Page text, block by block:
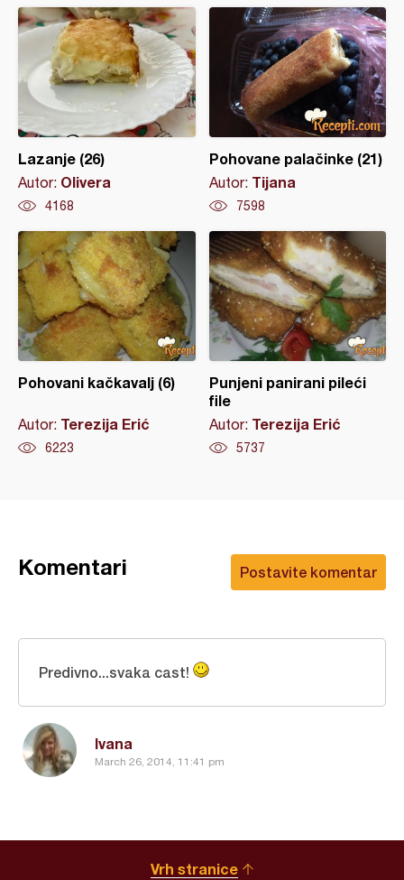
Lazanje (26)
Autor: Olivera
4168
Pohovane palačinke (21)
Autor: Tijana
7598
Pohovani kačkavalj (6)
Autor: Terezija Erić
6223
Punjeni panirani pileći
file
Autor: Terezija Erić
5737
Postavite komentar
Komentari
Ivana
March 26, 2014, 11:41 pm
Predivno...svaka cast!
Vrh stranice